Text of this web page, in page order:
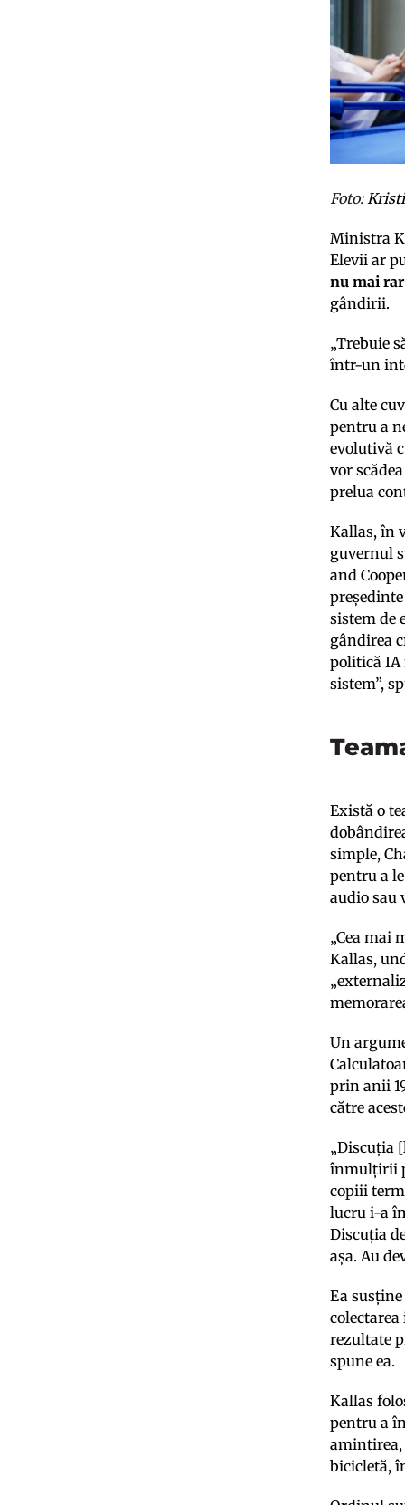
Foto:
Ministra
Elevii ar
nu mai rar
gândirii.
„Trebuie
într-un
Cu alte
pentru a
evolutivă
vor
prelua
Kallas, în
guvernul
and
sistem de
gândirea
politică IA
sistem”,
Există o
simple,
pentru a
audio sau
„Cea mai
Kallas,
Un
prin anii
către
„Discuția
înmulțirii
copiii
lucru i-a
Discuția
așa. Au
Ea
rezultate
spune ea.
Kallas
pentru a
amintirea,
bicicletă,